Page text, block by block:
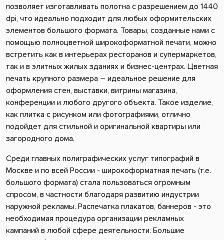
позволяет изготавливать полотна с разрешением до 1440
dpi, что идеально подходит для любых оформительских
элементов большого формата. Товары, созданные нами с
помощью полноцветной широкоформатной печати, можно
встретить как в интерьерах ресторанов и супермаркетов,
так и в элитных жилых зданиях и бизнес-центрах. Цветная
печать крупного размера – идеальное решение для
оформления стен, выставки, витрины магазина,
конференции и любого другого объекта. Такое изделие,
как плитка с рисунком или фотографиями, отлично
подойдет для стильной и оригинальной квартиры или
загородного дома.
Среди главных полиграфических услуг типографий в
Москве и по всей России - широкоформатная печать (т.е.
большого формата) стала пользоваться огромным
спросом, в частности благодаря развитию индустрии
наружной рекламы. Распечатка плакатов, баннеров - это
необходимая процедура организации рекламных
кампаний в любой сфере деятельности. Большие